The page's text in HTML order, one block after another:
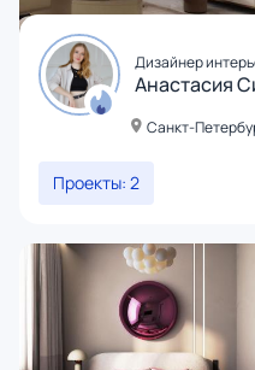
Дизайнер
Анастасия
Санкт-
Проекты: 2